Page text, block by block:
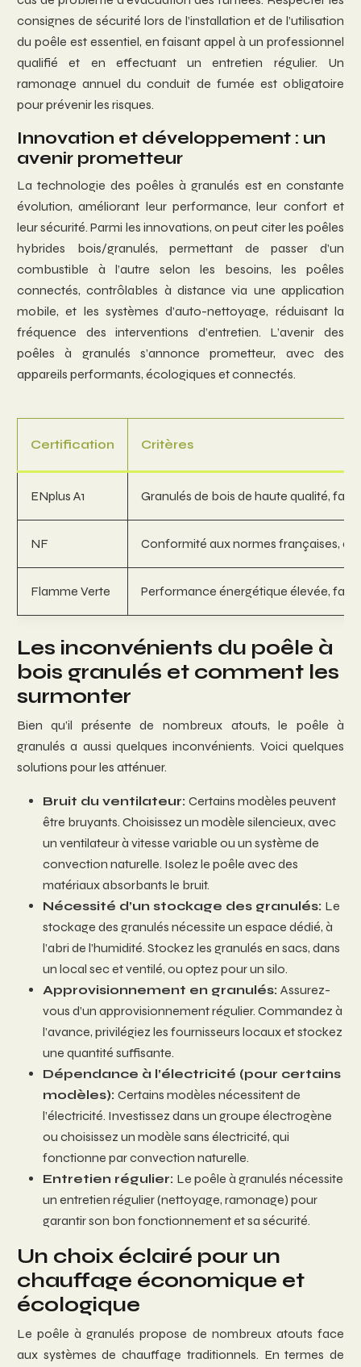
consignes de sécurité lors de l’installation et de l’utilisation
du poêle est essentiel, en faisant appel à un professionnel
qualifié et en effectuant un entretien régulier. Un
ramonage annuel du conduit de fumée est obligatoire
pour prévenir les risques.
Innovation et développement : un
avenir prometteur
La technologie des poêles à granulés est en constante
évolution, améliorant leur performance, leur confort et
leur sécurité. Parmi les innovations, on peut citer les poêles
hybrides bois/granulés, permettant de passer d’un
combustible à l’autre selon les besoins, les poêles
connectés, contrôlables à distance via une application
mobile, et les systèmes d’auto-nettoyage, réduisant la
fréquence des interventions d’entretien. L’avenir des
poêles à granulés s’annonce prometteur, avec des
appareils performants, écologiques et connectés.
Certification Critères
ENplus A1 Granulés de bois de haute qualité,
NF Conformité aux normes françaises,
Flamme Verte Performance énergétique élevée,
Les inconvénients du poêle à
bois granulés et comment les
surmonter
Bien qu’il présente de nombreux atouts, le poêle à
granulés a aussi quelques inconvénients. Voici quelques
solutions pour les atténuer.
Bruit du ventilateur: Certains modèles peuvent
être bruyants. Choisissez un modèle silencieux, avec
un ventilateur à vitesse variable ou un système de
convection naturelle. Isolez le poêle avec des
matériaux absorbants le bruit.
Nécessité d’un stockage des granulés: Le
stockage des granulés nécessite un espace dédié, à
l’abri de l’humidité. Stockez les granulés en sacs, dans
un local sec et ventilé, ou optez pour un silo.
Approvisionnement en granulés: Assurez-
vous d’un approvisionnement régulier. Commandez à
l’avance, privilégiez les fournisseurs locaux et stockez
une quantité suffisante.
Dépendance à l’électricité (pour certains
modèles): Certains modèles nécessitent de
l’électricité. Investissez dans un groupe électrogène
ou choisissez un modèle sans électricité, qui
fonctionne par convection naturelle.
Entretien régulier: Le poêle à granulés nécessite
un entretien régulier (nettoyage, ramonage) pour
garantir son bon fonctionnement et sa sécurité.
Un choix éclairé pour un
chauffage économique et
écologique
Le poêle à granulés propose de nombreux atouts face
aux systèmes de chauffage traditionnels. En termes de